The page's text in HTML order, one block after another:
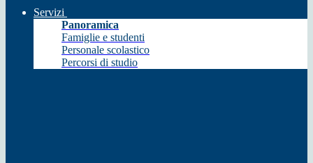
Servizi
Panoramica
Famiglie e studenti
Personale scolastico
Percorsi di studio